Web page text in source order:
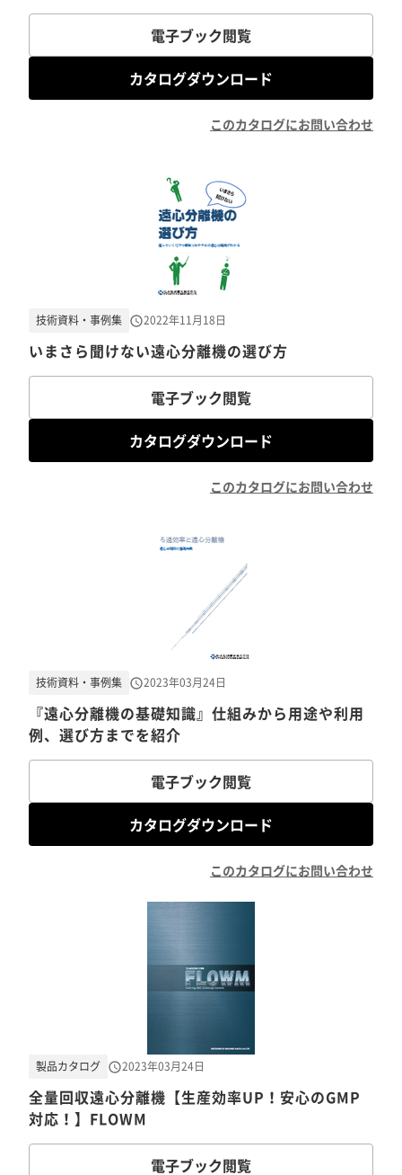
電子ブック閲覧
カタログダウンロード
このカタログにお問い合わせ
いまさら聞けない遠心分離機の選び方
技術資料・事例集 2022年11月18日
電子ブック閲覧
カタログダウンロード
このカタログにお問い合わせ
『遠心分離機の基礎知識』仕組みから用途や利用
例、選び方までを紹介
技術資料・事例集 2023年03月24日
電子ブック閲覧
カタログダウンロード
このカタログにお問い合わせ
全量回収遠心分離機【生産効率UP！安心のGMP
対応！】FLOWM
製品カタログ 2023年03月24日
電子ブック閲覧